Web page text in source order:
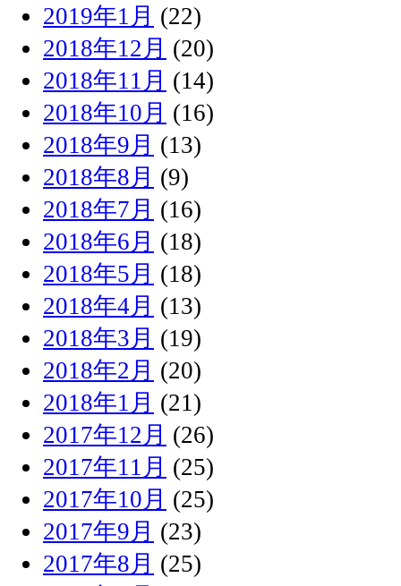
2019年1月 (22)
2018年12月 (20)
2018年11月 (14)
2018年10月 (16)
2018年9月 (13)
2018年8月 (9)
2018年7月 (16)
2018年6月 (18)
2018年5月 (18)
2018年4月 (13)
2018年3月 (19)
2018年2月 (20)
2018年1月 (21)
2017年12月 (26)
2017年11月 (25)
2017年10月 (25)
2017年9月 (23)
2017年8月 (25)